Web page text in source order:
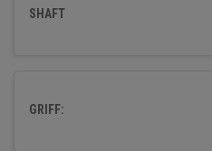
SHAFT
GRIFF: